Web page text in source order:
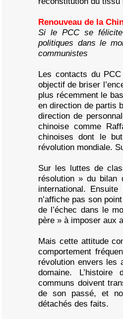
Renouveau de la
Si le PCC se félicite
politiques dans le
communistes
Les contacts du
objectif de briser
plus récemment le
en direction de partis
direction de
chinoise comme
chinoises dont le
révolution mondiale.
Sur les luttes de
résolution » du bilan
international.
n’affiche pas son
de l’échec dans le
père » à imposer aux
Mais cette attitude
comportement
révolution envers les
domaine.
communs doivent
de son passé, et
détachés des faits.